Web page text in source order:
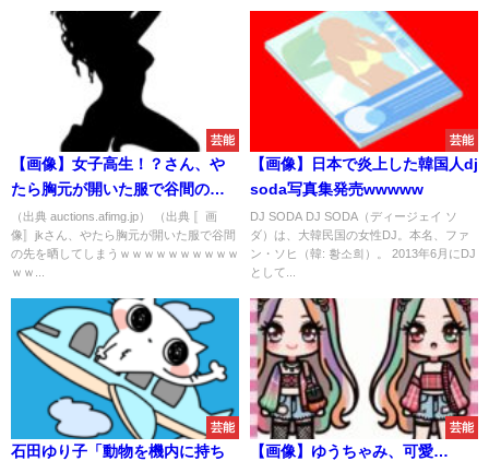
芸能
【画像】女子高生！？さん、や
たら胸元が開いた服で谷間の先
を晒してしまうｗｗｗｗｗｗｗ
ｗｗｗｗｗｗｗ
（出典 auctions.afimg.jp） （出典 〚画
像〛jkさん、やたら胸元が開いた服で谷間
の先を晒してしまうｗｗｗｗｗｗｗｗｗｗ
ｗｗ...
芸能
【画像】日本で炎上した韓国人dj
soda写真集発売wwwww
DJ SODA DJ SODA（ディージェイ ソ
ダ）は、大韓民国の女性DJ。本名、ファ
ン・ソヒ（韓: 황소희）。 2013年6月にDJ
として...
芸能
石田ゆり子「動物を機内に持ち
芸能
【画像】ゆうちゃみ、可愛…